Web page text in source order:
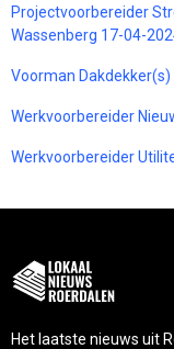
Projectvoorbereider
Wassenberg 17-04-
Voorman
Werkvoorbereider
Werkvoorbereider
Het laatste nieuws uit